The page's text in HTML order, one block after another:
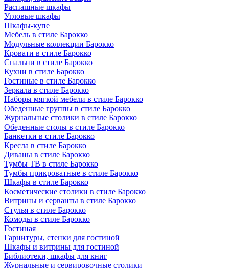
Распашные шкафы
Угловые шкафы
Шкафы-купе
Мебель в стиле Барокко
Модульные коллекции Барокко
Кровати в стиле Барокко
Спальни в стиле Барокко
Кухни в стиле Барокко
Гостиные в стиле Барокко
Зеркала в стиле Барокко
Наборы мягкой мебели в стиле Барокко
Обеденные группы в стиле Барокко
Журнальные столики в стиле Барокко
Обеденные столы в стиле Барокко
Банкетки в стиле Барокко
Кресла в стиле Барокко
Диваны в стиле Барокко
Тумбы ТВ в стиле Барокко
Тумбы прикроватные в стиле Барокко
Шкафы в стиле Барокко
Косметические столики в стиле Барокко
Витрины и серванты в стиле Барокко
Стулья в стиле Барокко
Комоды в стиле Барокко
Гостиная
Гарнитуры, стенки для гостиной
Шкафы и витрины для гостиной
Библиотеки, шкафы для книг
Журнальные и сервировочные столики